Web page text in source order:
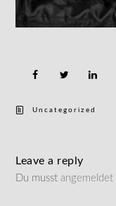
Uncategorized
Leave a reply
Du musstangemeldet